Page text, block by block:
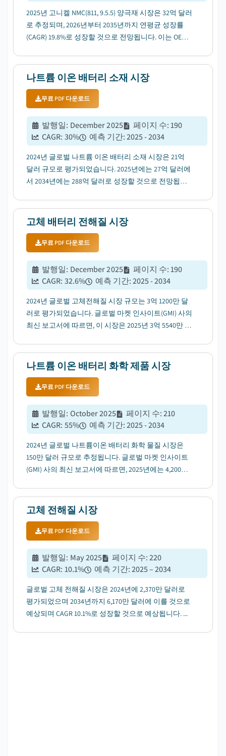
2025년 고니켈 NMC(811, 9.5.5) 양극재 시장은 32억 달러
로 추정되며, 2026년부터 2035년까지 연평균 성장률
(CAGR) 19.8%로 성장할 것으로 전망됩니다. 이는 OEM
나트륨 이온 배터리 소재 시장
무료 PDF 다운로드
발행일: December 2025 페이지 수:190
CAGR: 30% 예측 기간:2025 - 2034
2024년 글로벌 나트륨 이온 배터리 소재 시장은 21억
달러 규모로 평가되었습니다. 2025년에는 27억 달러에
서 2034년에는 288억 달러로 성장할 것으로 전망됩니
고체 배터리 전해질 시장
무료 PDF 다운로드
발행일: December 2025 페이지 수:190
CAGR: 32.6% 예측 기간:2025 - 2034
2024년 글로벌 고체전해질 시장 규모는 3억 1200만 달
러로 평가되었습니다. 글로벌 마켓 인사이트(GMI) 사의
최신 보고서에 따르면, 이 시장은 2025년 3억 5540만 달
나트륨 이온 배터리 화학 제품 시장
무료 PDF 다운로드
발행일: October 2025 페이지 수:210
CAGR: 55% 예측 기간:2025 - 2034
2024년 글로벌 나트륨이온 배터리 화학 물질 시장은
150만 달러 규모로 추정됩니다. 글로벌 마켓 인사이트
(GMI) 사의 최신 보고서에 따르면, 2025년에는 4,200만
(CAGR)을 기록할 것으로 보입니다....
고체 전해질 시장
무료 PDF 다운로드
발행일: May 2025 페이지 수:220
CAGR: 10.1% 예측 기간:2025 – 2034
글로벌 고체 전해질 시장은 2024년에 2,370만 달러로
평가되었으며 2034년까지 6,170만 달러에 이를 것으로
예상되며 CAGR 10.1%로 성장할 것으로 예상됩니다. ...